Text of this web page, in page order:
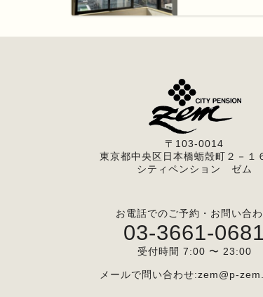
〒103-0014
東京都中央区日本橋蛎殻町２－１
シティペンション ゼム
お電話でのご予約・お問い合
03-3661-0681
受付時間 7:00 〜 23:00
メールで問い合わせ:zem@p-